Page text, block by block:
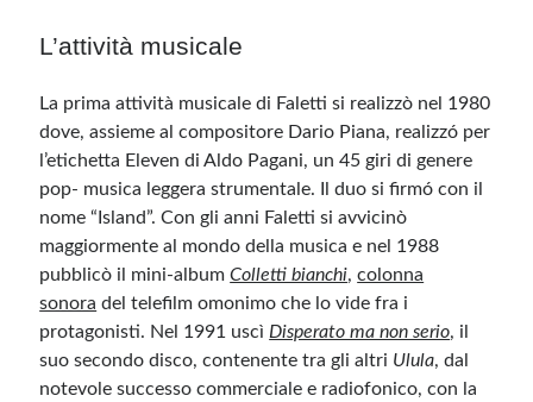
L’attività musicale
La prima attività musicale di Faletti si realizzò nel 1980
dove, assieme al compositore Dario Piana, realizzó per
l’etichetta Eleven di Aldo Pagani, un 45 giri di genere
pop- musica leggera strumentale. Il duo si firmó con il
nome “Island”. Con gli anni Faletti si avvicinò
maggiormente al mondo della musica e nel 1988
pubblicò il mini-albumColletti bianchi,colonna
sonora del telefilm omonimo che lo vide fra i
protagonisti. Nel 1991 uscì Disperato ma non serio, il
suo secondo disco, contenente tra gli altri Ulula, dal
notevole successo commerciale e radiofonico, con la